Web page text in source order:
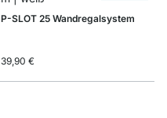
P-SLOT 25 Wandregalsystem
39,90 €